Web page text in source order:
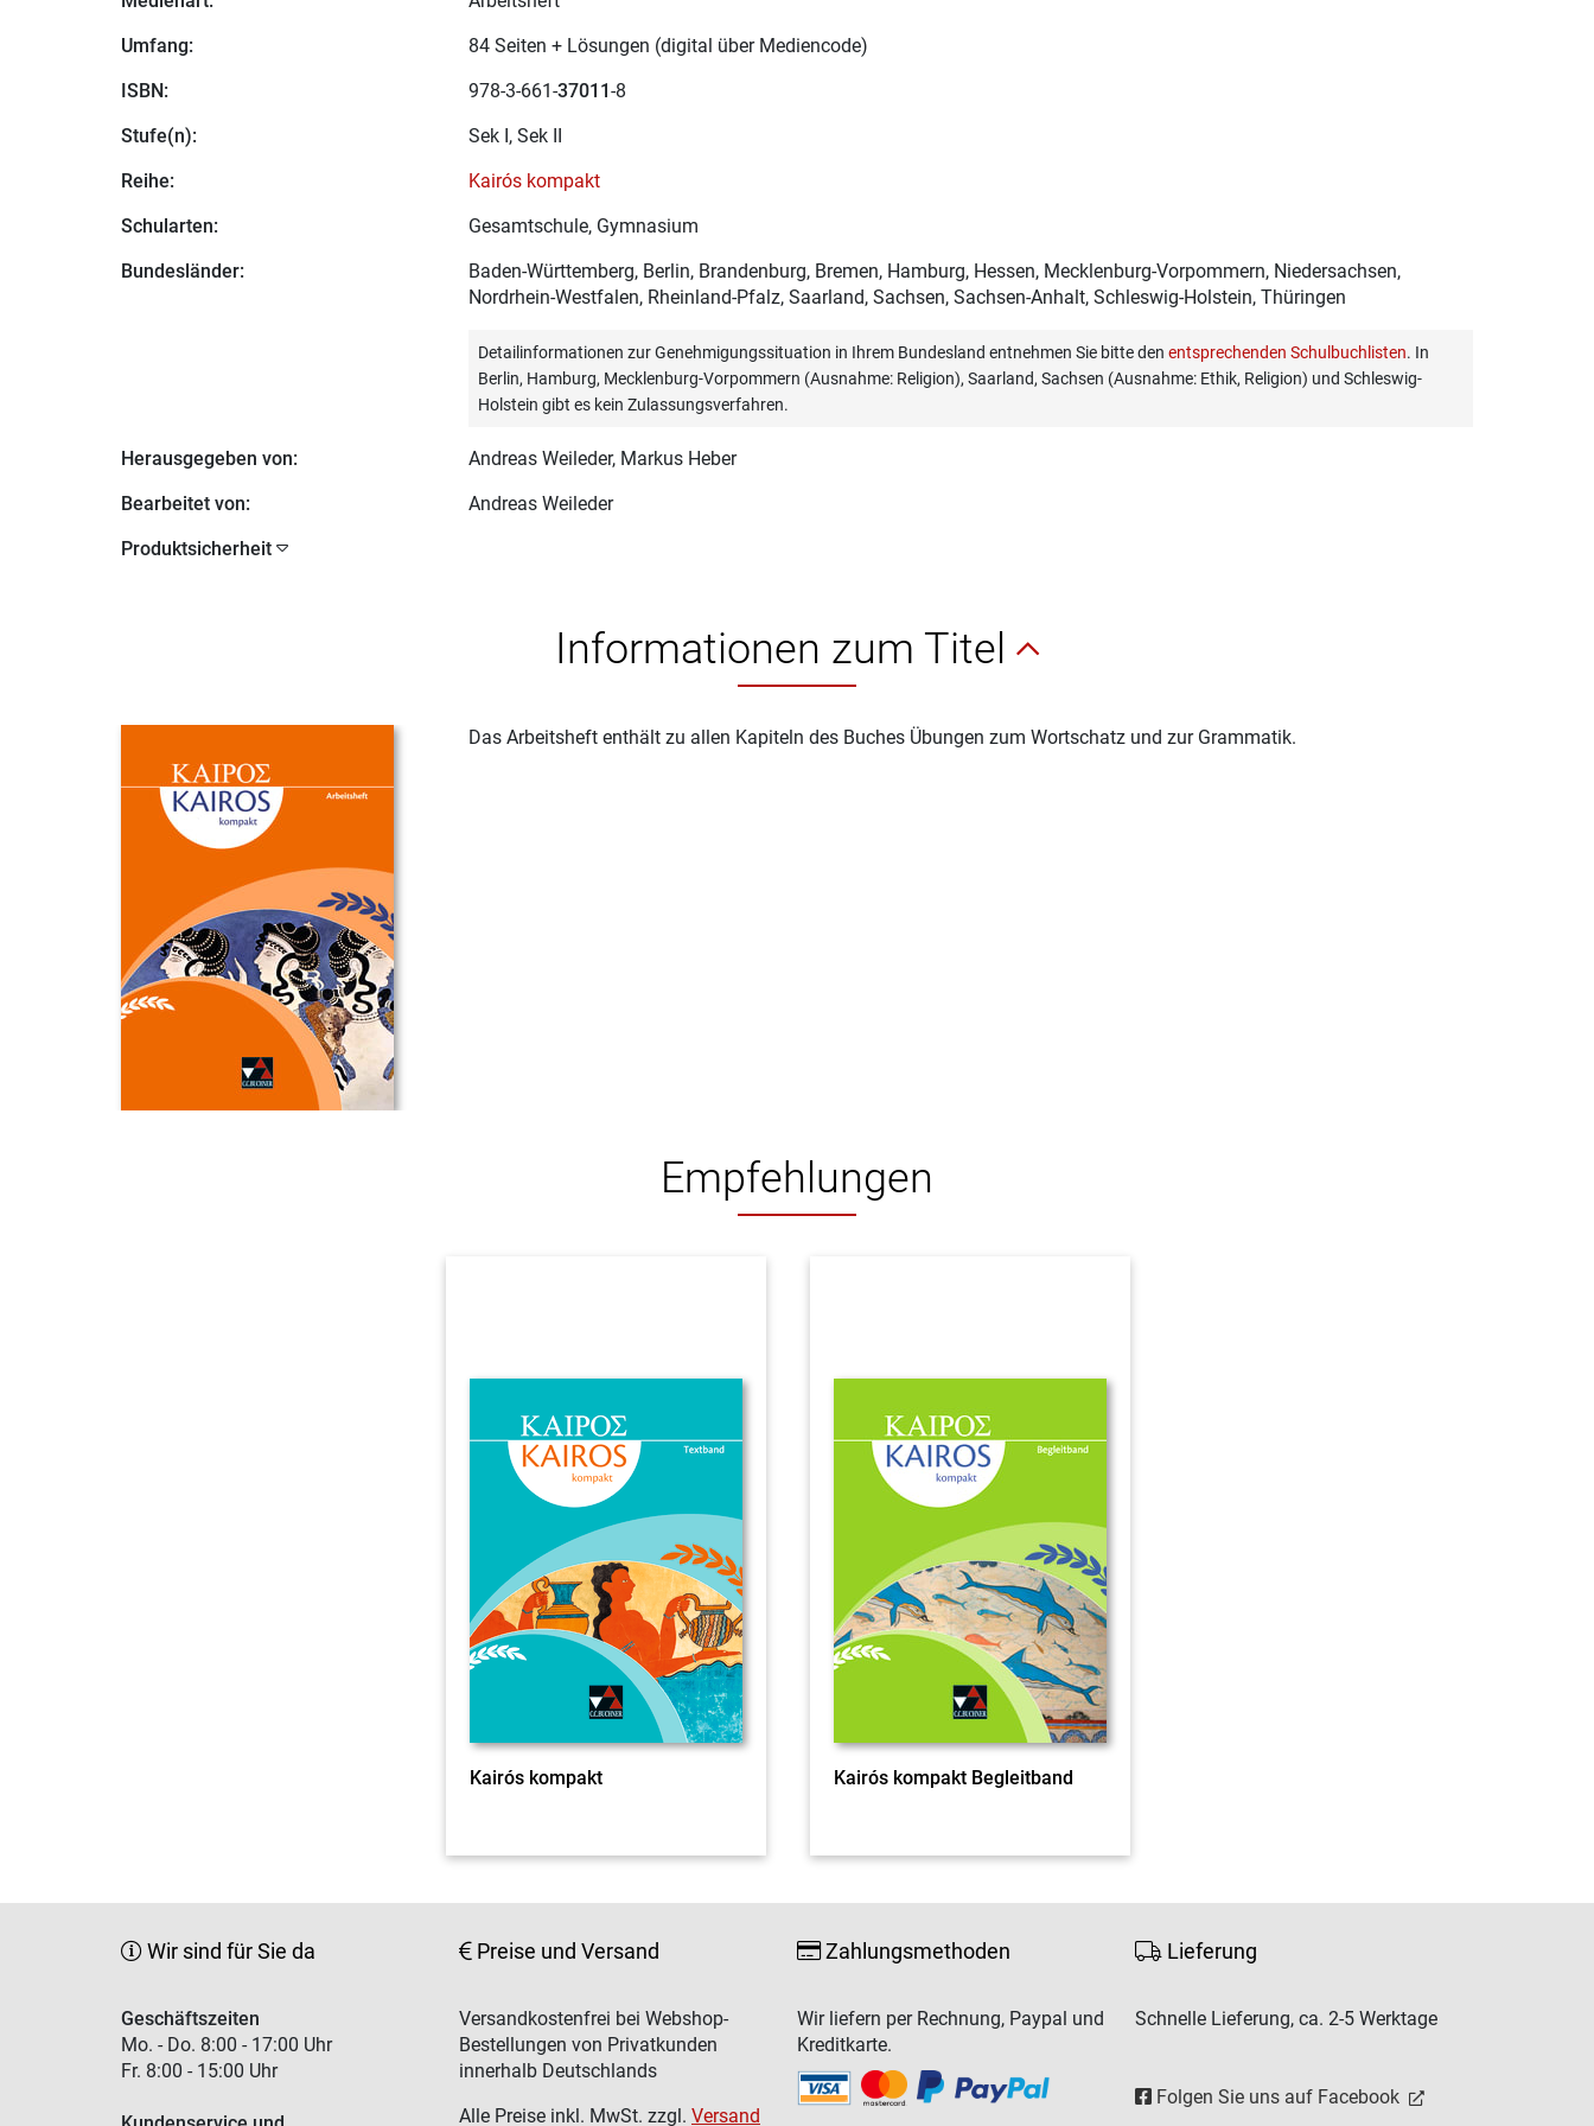
Umfang:
84 Seiten + Lösungen (digital über Mediencode)
ISBN:
978-3-661-37011-8
Stufe(n):
Sek I, Sek II
Reihe:
Kairós kompakt
Schularten:
Gesamtschule, Gymnasium
Bundesländer:
Baden-Württemberg, Berlin, Brandenburg, Bremen, Hamburg, Hessen, Mecklenburg-Vorpommern, Niedersachsen,
Nordrhein-Westfalen, Rheinland-Pfalz, Saarland, Sachsen, Sachsen-Anhalt, Schleswig-Holstein, Thüringen
Detailinformationen zur Genehmigungssituation in Ihrem Bundesland entnehmen Sie bitte den entsprechenden Schulbuchlisten. In
Berlin, Hamburg, Mecklenburg-Vorpommern (Ausnahme: Religion), Saarland, Sachsen (Ausnahme: Ethik, Religion) und Schleswig-
Holstein gibt es kein Zulassungsverfahren.
Herausgegeben von: Andreas Weileder, Markus Heber
Bearbeitet von:
Andreas Weileder
Produktsicherheit
Informationen zum Titel
Das Arbeitsheft enthält zu allen Kapiteln des Buches Übungen zum Wortschatz und zur Grammatik.
Empfehlungen
Kairós kompakt Kairós kompakt Begleitband
Wir sind für Sie da
Geschäftszeiten
Mo. - Do. 8:00 - 17:00 Uhr
Fr. 8:00 - 15:00 Uhr
Preise und Versand
Versandkostenfrei bei Webshop-
Bestellungen von Privatkunden
innerhalb Deutschlands
Alle Preise inkl. MwSt. zzgl. Versand
Zahlungsmethoden
Wir liefern per Rechnung, Paypal und
Kreditkarte.
Lieferung
Schnelle Lieferung, ca. 2-5 Werktage
Folgen Sie uns auf Facebook